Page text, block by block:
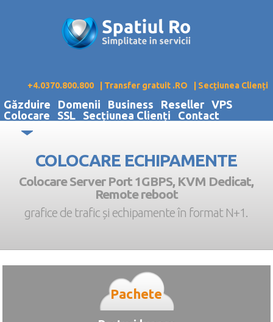
Găzduire Domenii Business Reseller VPS
Colocare
SSL Secțiunea Clienți Contact
+4.0370.800.800 | Transfer gratuit .RO | Secțiunea Clienți
COLOCARE ECHIPAMENTE
Colocare Server Port 1GBPS, KVM Dedicat,
Remote reboot
grafice de trafic și echipamente în format N+1.
Pachete